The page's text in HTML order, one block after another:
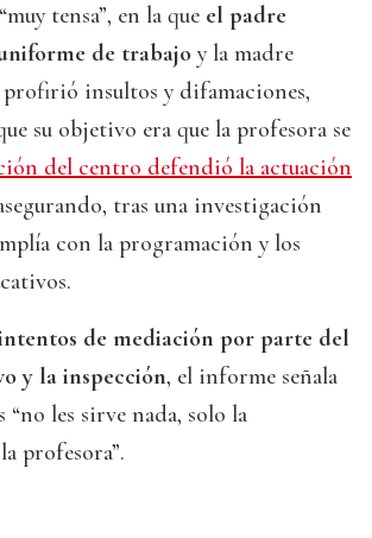
tensa”, en la que el padre
de trabajo y la madre
profirió insultos y difamaciones,
su objetivo era que la profesora se
del centro defendió la actuación
tras una investigación
con la programación y los
de mediación por parte del
y la inspección, el informe señala
“no les sirve nada, solo la
profesora”.